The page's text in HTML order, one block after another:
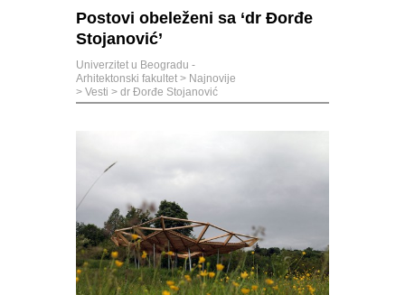
Postovi obeleženi sa ‘dr Đorđe
Stojanović’
Univerzitet u Beogradu -
Arhitektonski fakultet > Najnovije
> Vesti > dr Đorđe Stojanović